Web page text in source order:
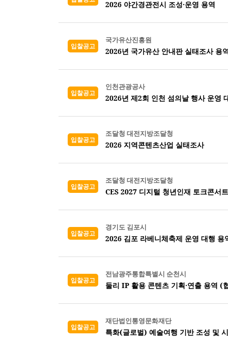
2026 야간경관전시 조성·운영 용역
입찰공고
국가유산진흥원
2026년 국가유산 안내판 실태조사 용
입찰공고
인천관광공사
2026년 제2회 인천 섬의날 행사 운영
입찰공고
조달청 대전지방조달청
2026 지역콘텐츠산업 실태조사
입찰공고
조달청 대전지방조달청
CES 2027 디지털 청년인재 토크콘서
입찰공고
경기도 김포시
2026 김포 라베니체축제 운영 대행 용
입찰공고
전남광주통합특별시 순천시
둘리 IP 활용 콘텐츠 기획·연출 용역 (
입찰공고
재단법인통영문화재단
특화(글로벌) 예술여행 기반 조성 및